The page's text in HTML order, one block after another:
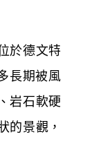
於德文特
長期被風
岩石軟硬
的景觀，